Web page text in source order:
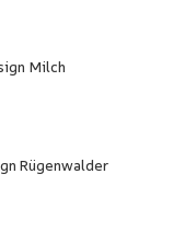
Milch
Rügenwalder